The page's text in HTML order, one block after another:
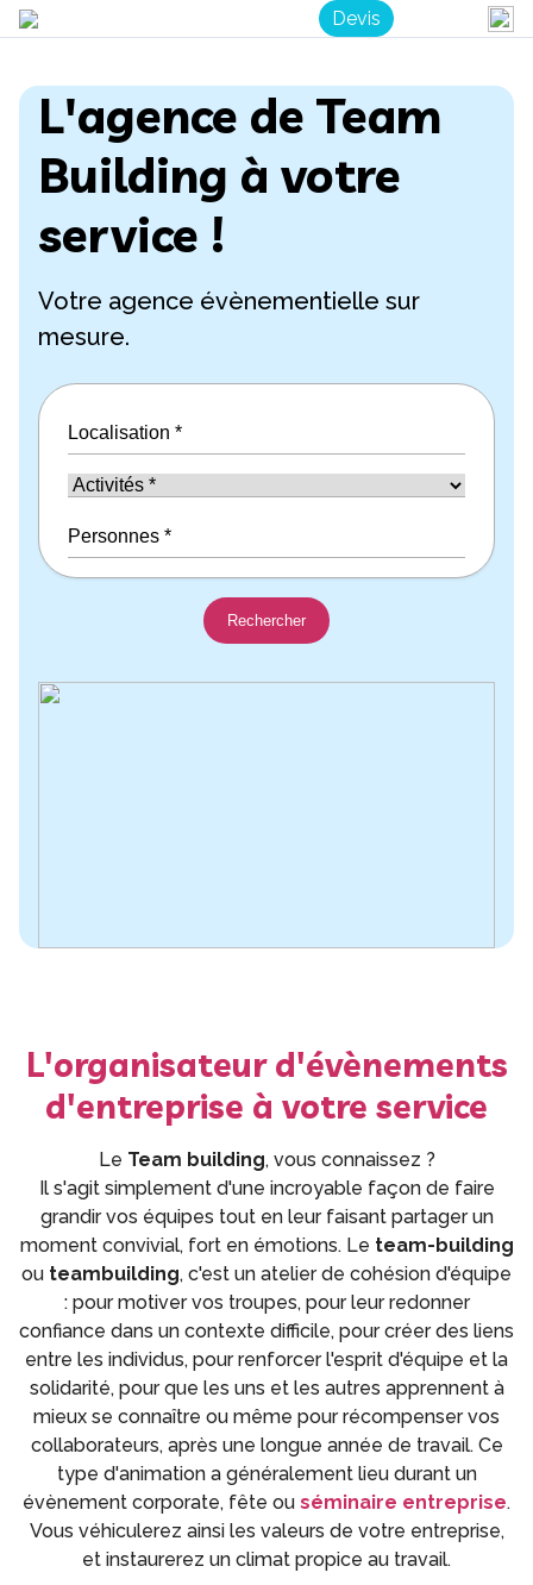
Devis
L'agence de Team
Building à votre
service !
Votre agence évènementielle sur
mesure.
L'organisateur d'évènements
d'entreprise à votre service
Le Team building, vous connaissez ?
Il s'agit simplement d'une incroyable façon de faire
grandir vos équipes tout en leur faisant partager un
moment convivial, fort en émotions. Le team-building
ou teambuilding, c'est un atelier de cohésion d'équipe
: pour motiver vos troupes, pour leur redonner
confiance dans un contexte difficile, pour créer des liens
entre les individus, pour renforcer l'esprit d'équipe et la
solidarité, pour que les uns et les autres apprennent à
mieux se connaître ou même pour récompenser vos
collaborateurs, après une longue année de travail. Ce
type d'animation a généralement lieu durant un
évènement corporate, fête ou séminaire entreprise.
Vous véhiculerez ainsi les valeurs de votre entreprise,
et instaurerez un climat propice au travail.